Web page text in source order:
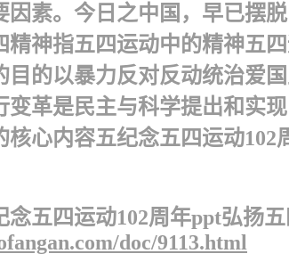
因素。今日之中国，早已摆
精神指五四运动中的精神
目的以暴力反对反动统治 爱
变革是民主与科学提出和实
核心内容 五纪念五四运动
念五四运动102周年ppt弘扬
doc/9113.html